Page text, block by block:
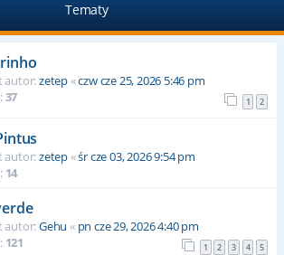
Tematy
autor:zetep«czw cze 25, 2026 5:46 pm
37 1 2
autor:zetep«śr cze 03, 2026 9:54 pm
14
autor:Gehu « pn cze 29, 2026 4:40 pm
121 1 2 3 4 5